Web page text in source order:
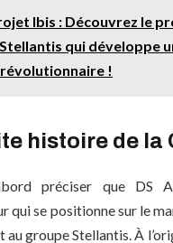
Ibis : Découvrez le
qui développe
!
histoire de la
préciser que DS
qui se positionne sur le
au groupe Stellantis. À